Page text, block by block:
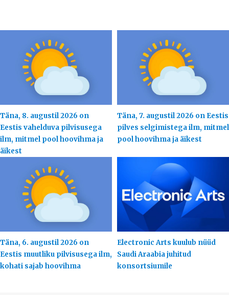
Täna, 8. augustil 2026 on
Eestis vahelduva pilvisusega
ilm, mitmel pool hoovihma ja
äikest
Täna, 7. augustil 2026 on Eestis
pilves selgimistega ilm, mitmel
pool hoovihma ja äikest
Täna, 6. augustil 2026 on
Eestis muutliku pilvisusega ilm,
kohati sajab hoovihma
Electronic Arts kuulub nüüd
Saudi Araabia juhitud
konsortsiumile